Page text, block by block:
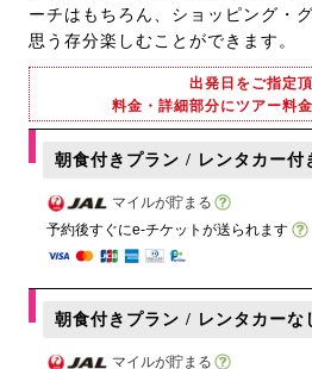
ーチはもちろん、ショッピング・
思う存分楽しむことができます。
出発日をご指定
料金・詳細部分にツアー料
朝食付きプラン / レンタカー付
マイルが貯まる
予約後すぐにe-チケットが送られます
朝食付きプラン / レンタカーな
マイルが貯まる